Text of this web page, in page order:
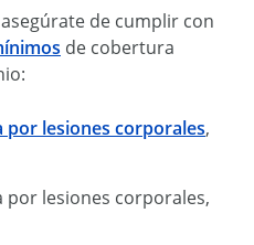
de cumplir con
de cobertura
lesiones corporales,
por lesiones corporales,